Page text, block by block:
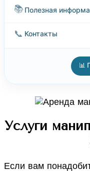
📚 Полезная
📞 Контакты
📊
Услуги
Если вам